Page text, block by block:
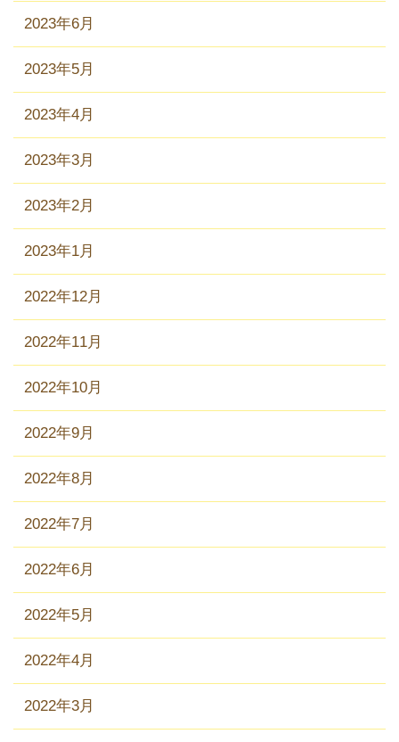
2023年6月
2023年5月
2023年4月
2023年3月
2023年2月
2023年1月
2022年12月
2022年11月
2022年10月
2022年9月
2022年8月
2022年7月
2022年6月
2022年5月
2022年4月
2022年3月